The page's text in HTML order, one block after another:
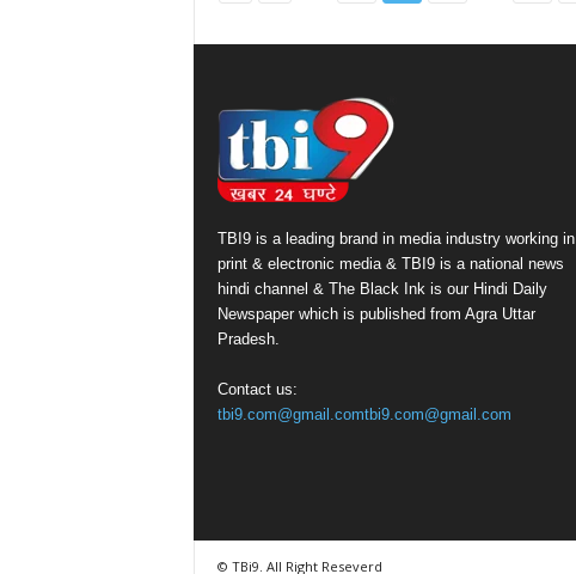
TBI9 is a leading brand in media industry working in
print & electronic media & TBI9 is a national news
hindi channel & The Black Ink is our Hindi Daily
Newspaper which is published from Agra Uttar
Pradesh.
Contact us:
tbi9.com@gmail.comtbi9.com@gmail.com
© TBi9. All Right Reseverd